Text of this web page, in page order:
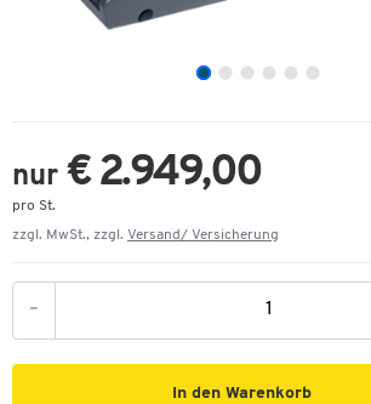
nur € 2.949,00
pro St.
zzgl. MwSt., zzgl. Versand/ Versicherung
-
In den Warenkorb